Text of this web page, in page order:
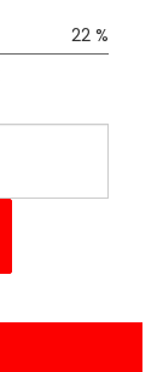
22 %